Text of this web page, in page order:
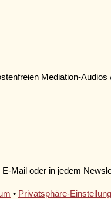
Mediation-
Mail oder in jedem
• Privatsphäre-